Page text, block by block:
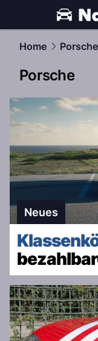
Home Porsche
Porsche
Neues